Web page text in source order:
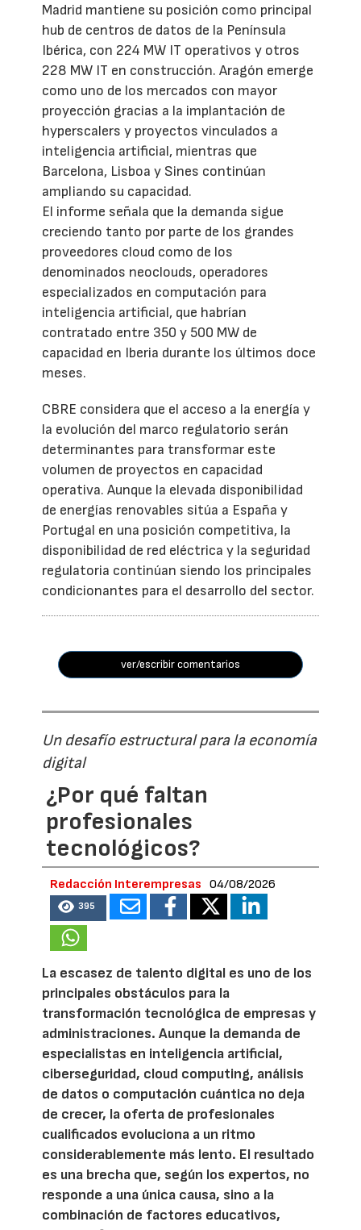
Madrid mantiene su posición como principal
hub de centros de datos de la Península
Ibérica, con 224 MW IT operativos y otros
228 MW IT en construcción. Aragón emerge
como uno de los mercados con mayor
proyección gracias a la implantación de
hyperscalers y proyectos vinculados a
inteligencia artificial, mientras que
Barcelona, Lisboa y Sines continúan
ampliando su capacidad.
El informe señala que la demanda sigue
creciendo tanto por parte de los grandes
proveedores cloud como de los
denominados neoclouds, operadores
especializados en computación para
inteligencia artificial, que habrían
contratado entre 350 y 500 MW de
capacidad en Iberia durante los últimos doce
meses.
CBRE considera que el acceso a la energía y
la evolución del marco regulatorio serán
determinantes para transformar este
volumen de proyectos en capacidad
operativa. Aunque la elevada disponibilidad
de energías renovables sitúa a España y
Portugal en una posición competitiva, la
disponibilidad de red eléctrica y la seguridad
regulatoria continúan siendo los principales
condicionantes para el desarrollo del sector.
ver/escribir comentarios
Un desafío estructural para la economía
digital
¿Por qué faltan
profesionales
tecnológicos?
Redacción Interempresas 04/08/2026
395
La escasez de talento digital es uno de los
principales obstáculos para la
transformación tecnológica de empresas y
administraciones. Aunque la demanda de
especialistas en inteligencia artificial,
ciberseguridad, cloud computing, análisis
de datos o computación cuántica no deja
de crecer, la oferta de profesionales
cualificados evoluciona a un ritmo
considerablemente más lento. El resultado
es una brecha que, según los expertos, no
responde a una única causa, sino a la
combinación de factores educativos,